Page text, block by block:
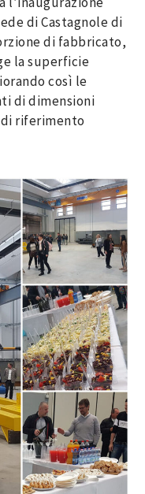
di Castagnole di
di fabbricato,
la superficie
così le
di dimensioni
riferimento